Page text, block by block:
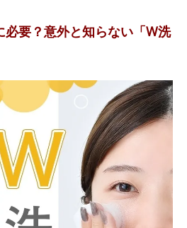
要？意外と知らない「W洗